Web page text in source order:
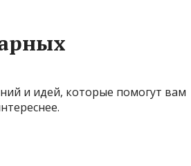
и идей, которые помогут вам